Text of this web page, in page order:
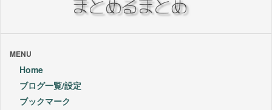
ブックマーク
24Hランキング
昨日のランキング
MENU
Home
ブログ一覧/設定
ブックマーク